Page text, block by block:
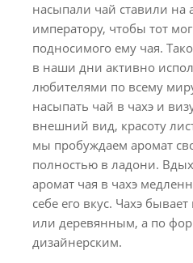
насыпали чай ставили на
императору, чтобы тот
подносимого ему чая.
в наши дни активно
любителями по всему
насыпать чай в чахэ и
внешний вид, красоту
мы пробуждаем аромат
полностью в ладони.
аромат чая в чахэ
себе его вкус. Чахэ
или деревянным, а по
дизайнерским.